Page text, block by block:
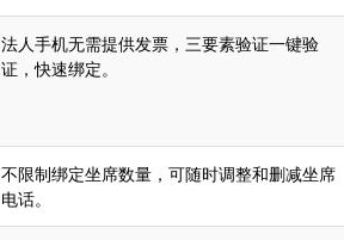
法人手机无需提供发票，三要素验证一键验
证，快速绑定。
不限制绑定坐席数量，可随时调整和删减坐席
电话。